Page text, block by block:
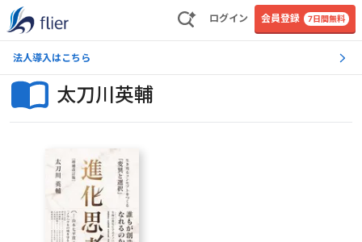
ログイン 会員登録 7日間無料
法人導入はこちら
太刀川英輔